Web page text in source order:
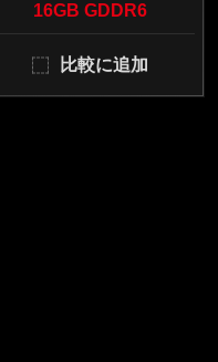
16GB GDDR6
比較に追加